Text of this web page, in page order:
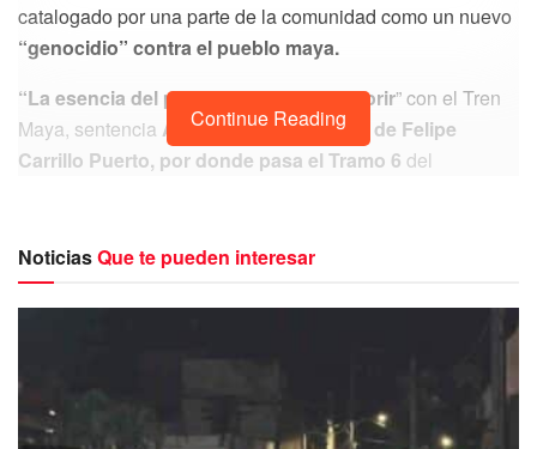
catalogado por una parte de la comunidad como un nuevo
“genocidio” contra el pueblo maya.
“La esencia del pueblo maya puede morir” con el Tren
Maya, sentencia Ángel Sulub, habitante de Felipe
Carrillo Puerto, por donde pasa el Tramo 6 del
momento, son los que más preocupan
en cuestiones de la identidad (…) es la
acaban las ritualidades, no es que
Continue Reading
NoticiasQue te pueden interesar